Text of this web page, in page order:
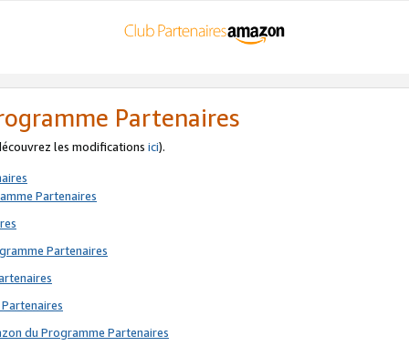
Partenaires
les modifications ici).
Partenaires
Partenaires
du Programme Partenaires